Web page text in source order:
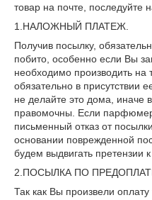
товар на почте, последуйте
1.НАЛОЖНЫЙ ПЛАТЕЖ.
Получив посылку,
побито, особенно если Вы
необходимо производить
обязательно в присутствии
не делайте это дома, иначе
правомочны. Если
письменный отказ от
основании поврежденной
будем выдвигать претензии к
2.ПОСЫЛКА ПО
Так как Вы произвели